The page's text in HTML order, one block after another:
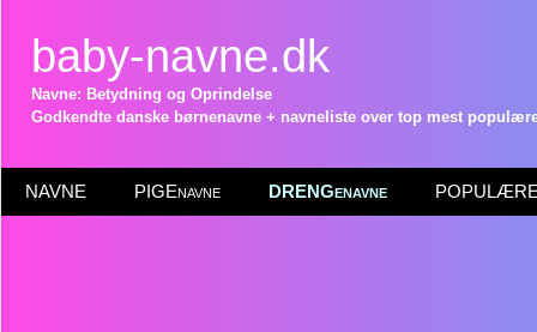
baby-navne.dk
Navne: Betydning og Oprindelse
Godkendte danske børnenavne + navneliste over top mest
NAVNE PIGEnavne DRENGenavne POPULÆRE